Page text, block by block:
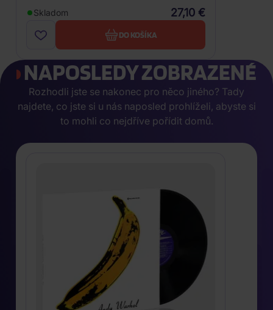
Skladom 27,10 €
DO KOŠÍKA
NAPOSLEDY ZOBRAZENÉ
Rozhodli jste se nakonec pro něco jiného? Tady
najdete, co jste si u nás naposled prohlíželi, abyste si
to mohli co nejdříve pořídit domů.